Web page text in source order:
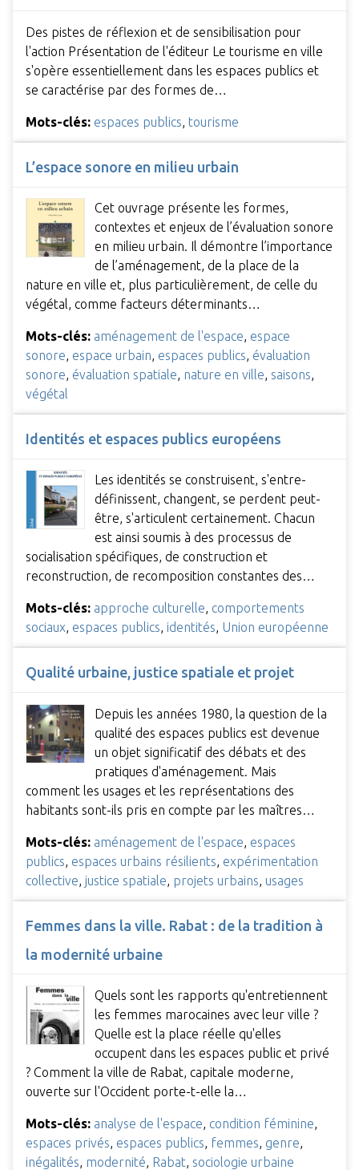
Des pistes de réflexion et de sensibilisation pour
l'action Présentation de l'éditeur Le tourisme en ville
s'opère essentiellement dans les espaces publics et
se caractérise par des formes de…
Mots-clés: espaces publics, tourisme
L’espace sonore en milieu urbain
Cet ouvrage présente les formes,
contextes et enjeux de l’évaluation sonore
en milieu urbain. Il démontre l’importance
de l’aménagement, de la place de la
nature en ville et, plus particulièrement, de celle du
végétal, comme facteurs déterminants…
Mots-clés: aménagement de l'espace, espace
sonore, espace urbain, espaces publics, évaluation
sonore, évaluation spatiale, nature en ville, saisons,
végétal
Identités et espaces publics européens
Les identités se construisent, s'entre-
définissent, changent, se perdent peut-
être, s'articulent certainement. Chacun
est ainsi soumis à des processus de
socialisation spécifiques, de construction et
reconstruction, de recomposition constantes des…
Mots-clés: approche culturelle, comportements
sociaux, espaces publics, identités, Union européenne
Qualité urbaine, justice spatiale et projet
Depuis les années 1980, la question de la
qualité des espaces publics est devenue
un objet significatif des débats et des
pratiques d'aménagement. Mais
comment les usages et les représentations des
habitants sont-ils pris en compte par les maîtres…
Mots-clés: aménagement de l'espace espaces
publics espaces urbains résilients expérimentation
collective justice spatiale projets urbains usages
Femmes dans la ville. Rabat : de la tradition à
la modernité urbaine
Quels sont les rapports qu'entretiennent
les femmes marocaines avec leur ville ?
Quelle est la place réelle qu'elles
occupent dans les espaces public et privé
? Comment la ville de Rabat, capitale moderne,
ouverte sur l'Occident porte-t-elle la…
Mots-clés: analyse de l'espace, condition féminine,
espaces privés, espaces publics, femmes, genre,
inégalités, modernité, Rabat, sociologie urbaine